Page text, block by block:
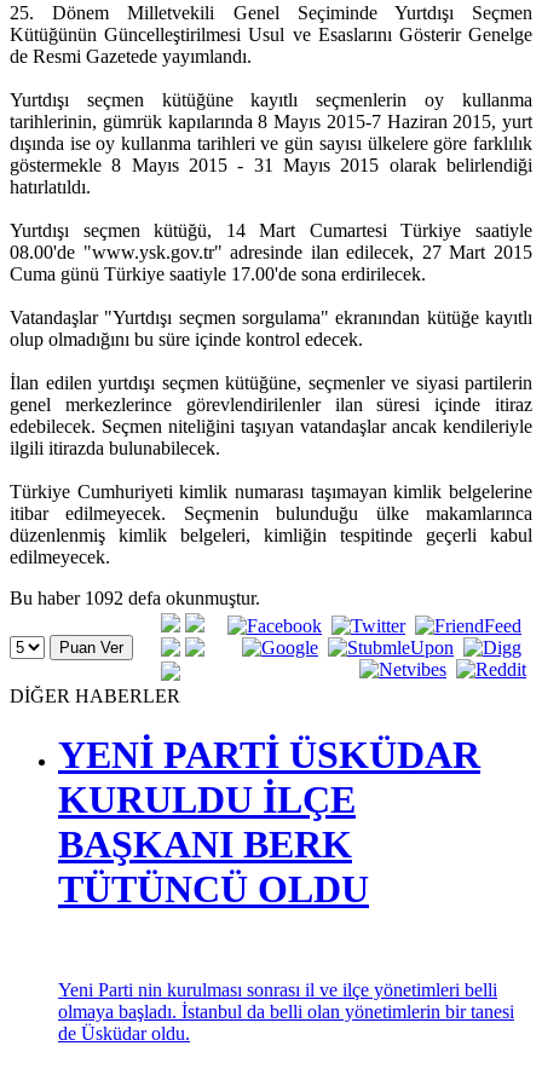
25. Dönem Milletvekili Genel Seçiminde Yurtdışı Seçmen
Kütüğünün Güncelleştirilmesi Usul ve Esaslarını Gösterir Genelge
de Resmi Gazetede yayımlandı.
Yurtdışı seçmen kütüğüne kayıtlı seçmenlerin oy kullanma
tarihlerinin, gümrük kapılarında 8 Mayıs 2015-7 Haziran 2015, yurt
dışında ise oy kullanma tarihleri ve gün sayısı ülkelere göre farklılık
göstermekle 8 Mayıs 2015 - 31 Mayıs 2015 olarak belirlendiği
hatırlatıldı.
Yurtdışı seçmen kütüğü, 14 Mart Cumartesi Türkiye saatiyle
08.00'de "www.ysk.gov.tr" adresinde ilan edilecek, 27 Mart 2015
Cuma günü Türkiye saatiyle 17.00'de sona erdirilecek.
Vatandaşlar "Yurtdışı seçmen sorgulama" ekranından kütüğe kayıtlı
olup olmadığını bu süre içinde kontrol edecek.
İlan edilen yurtdışı seçmen kütüğüne, seçmenler ve siyasi partilerin
genel merkezlerince görevlendirilenler ilan süresi içinde itiraz
edebilecek. Seçmen niteliğini taşıyan vatandaşlar ancak kendileriyle
ilgili itirazda bulunabilecek.
Türkiye Cumhuriyeti kimlik numarası taşımayan kimlik belgelerine
itibar edilmeyecek. Seçmenin bulunduğu ülke makamlarınca
düzenlenmiş kimlik belgeleri, kimliğin tespitinde geçerli kabul
edilmeyecek.
Bu haber 1092 defa okunmuştur.
DİĞER HABERLER
YENİ PARTİ ÜSKÜDAR
KURULDU İLÇE
BAŞKANI BERK
TÜTÜNCÜ OLDU
Yeni Parti nin kurulması sonrası il ve ilçe yönetimleri belli
olmaya başladı. İstanbul da belli olan yönetimlerin bir tanesi
de Üsküdar oldu.